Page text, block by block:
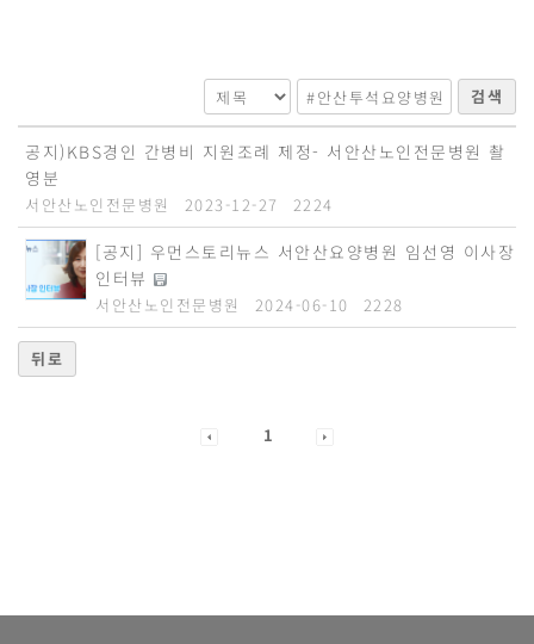
검색
공지)KBS경인 간병비 지원조례 제정- 서안산노인전문병원 촬
영분
서안산노인전문병원 2023-12-27 2224
[공지] 우먼스토리뉴스 서안산요양병원 임선영 이사장
인터뷰
서안산노인전문병원 2024-06-10 2228
뒤로
1